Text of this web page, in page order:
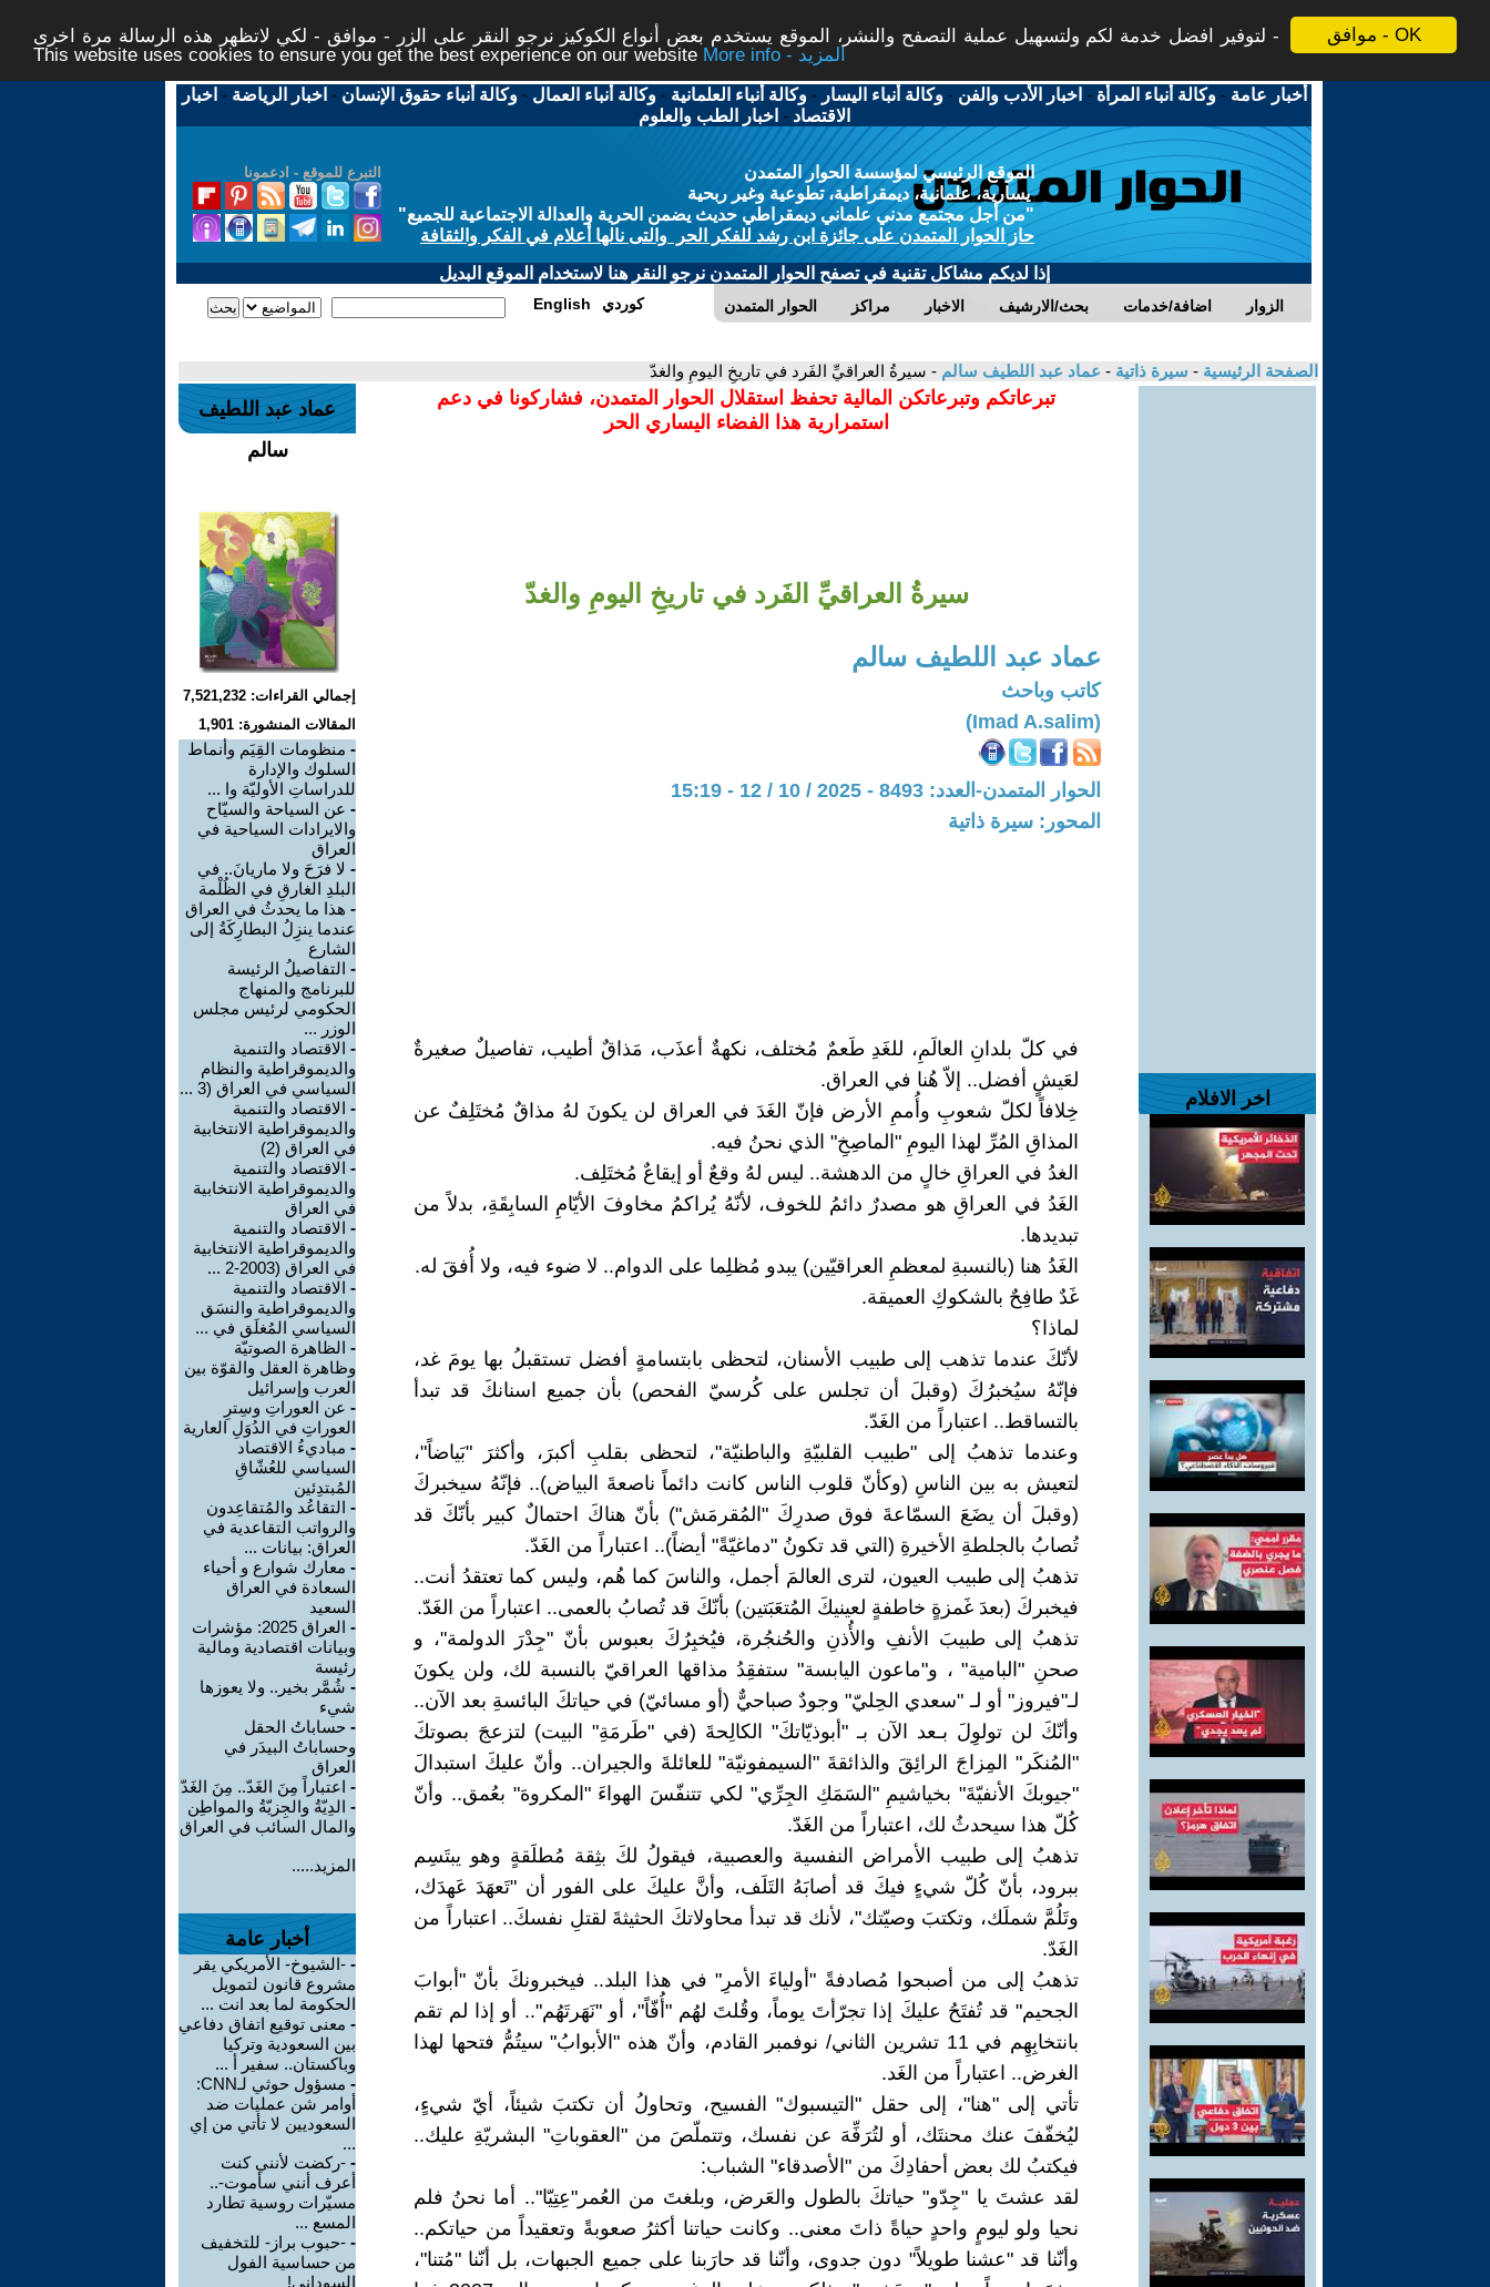
موافق - OK
لتوفير افضل خدمة لكم ولتسهيل عملية التصفح والنشر، الموقع يستخدم بعض أنواع الكوكيز نرجو النقر على الزر - موافق - لكي لاتظهر هذه الرسالة مرة اخرى -
This website uses cookies to ensure you get the best experience on our website
More info - المزيد
أخبار عامة -وكالة أنباء المرأة - اخبار الأدب والفن -وكالة أنباء اليسار -وكالة أنباء العلمانية -وكالة أنباء العمال -وكالة أنباء حقوق الإنسان - اخبار الرياضة - اخبار
الاقتصاد - اخبار الطب والعلوم
التبرع للموقع - ادعمونا
الموقع الرئيسي لمؤسسة الحوار المتمدن
يسارية، علمانية، ديمقراطية، تطوعية وغير ربحية
"من أجل مجتمع مدني علماني ديمقراطي حديث يضمن الحرية والعدالة الاجتماعية للجميع"
حاز الحوار المتمدن على جائزة ابن رشد للفكر الحر والتى نالها أعلام في الفكر والثقافة
إذا لديكم مشاكل تقنية في تصفح الحوار المتمدن نرجو النقر هنا لاستخدام الموقع البديل
الحوار المتمدن مراكز الاخبار بحث/الارشيف اضافة/خدمات الزوار English كوردي
الصفحة الرئيسية - سيرة ذاتية - عماد عبد اللطيف سالم - سيرةُ العراقيِّ الفَرد في تاريخِ اليومِ والغدّ
اخر الافلام
تبرعاتكم وتبرعاتكن المالية تحفظ استقلال الحوار المتمدن، فشاركونا في دعم
استمرارية هذا الفضاء اليساري الحر
سيرةُ العراقيِّ الفَرد في تاريخِ اليومِ والغدّ
عماد عبد اللطيف سالم
كاتب وباحث
(Imad A.salim)
الحوار المتمدن-العدد: 8493 - 2025 / 10 / 12 - 15:19
المحور: سيرة ذاتية
في كلّ بلدانِ العالَمِ، للغَدِ طَعمٌ مُختلف، نكهةٌ أعذَب، مَذاقٌ أطيب، تفاصيلٌ صغيرةٌ
لعَيشٍ أفضل.. إلاّ هُنا في العراق.
خِلافاً لكلّ شعوبِ وأُممِ الأرض فإنّ الغَدَ في العراق لن يكونَ لهُ مذاقٌ مُختَلِفٌ عن
المذاقِ المُرِّ لهذا اليومِ "الماصِخِ" الذي نحنُ فيه.
الغدُ في العراقِ خالٍ من الدهشة.. ليس لهُ وقعٌ أو إيقاعٌ مُختَلِف.
الغَدُ في العراقِ هو مصدرٌ دائمُ للخوف، لأنّهُ يُراكمُ مخاوفَ الأيّامِ السابِقَةِ، بدلاً من
تبديدها.
الغَدُ هنا (بالنسبةِ لمعظمِ العراقيّين) يبدو مُظلِما على الدوام.. لا ضوء فيه، ولا أُفقَ له.
غَدٌ طافِحٌ بالشكوكِ العميقة.
لماذا؟
لأنّكَ عندما تذهب إلى طبيب الأسنان، لتحظى بابتسامةٍ أفضل تستقبلُ بها يومَ غد،
فإنّهُ سيُخبرُكَ (وقبلَ أن تجلس على كُرسيّ الفحص) بأن جميع اسنانكَ قد تبدأ
بالتساقط.. اعتباراً من الغَدّ.
وعندما تذهبُ إلى "طبيب القلبيّةِ والباطنيّة"، لتحظى بقلبِ أكبرَ، وأكثرَ "بَياضاً"،
لتعيش به بين الناسِ (وكأنّ قلوب الناس كانت دائماً ناصعةَ البياض).. فإنّهُ سيخبركَ
(وقبلَ أن يضَعَ السمّاعةَ فوق صدرِكَ "المُقرمَش") بأنّ هناكَ احتمالٌ كبير بأنّكَ قد
تُصابُ بالجلطةِ الأخيرةِ (التي قد تكونُ "دماغيّةً" أيضاً).. اعتباراً من الغَدّ.
تذهبُ إلى طبيب العيون، لترى العالمَ أجمل، والناسَ كما هُم، وليس كما تعتقدُ أنت..
فيخبركَ (بعدَ غَمزةٍ خاطفةٍ لعينيكَ المُتعَبَتين) بأنّكَ قد تُصابُ بالعمى.. اعتباراً من الغَدّ.
تذهبُ إلى طبيبَ الأنفِ والأُذنِ والحُنجُرة، فيُخبِرُكَ بعبوس بأنّ "جِدْرَ الدولمة"، و
صحنِ "البامية" ، و"ماعون اليابسة" ستفقِدُ مذاقها العراقيّ بالنسبة لك، ولن يكونَ
لـ"فيروز" أو لـ "سعدي الحِليّ" وجودٌ صباحيٌّ (أو مسائيّ) في حياتكَ البائسةِ بعد الآن..
وأنّكَ لن تولوِلَ بـعد الآن بـ "أبوذيّاتكَ" الكالِحةَ (في "طَرمَةِ" البيت) لتزعجَ بصوتكَ
"المُنكَر" المِزاجَ الرائِقَ والذائقةَ "السيمفونيّة" للعائلةَ والجيران.. وأنّ عليكَ استبدالَ
"جيوبكَ الأنفيّةَ" بخياشيمِ "السَمَكِ الجِرِّي" لكي تتنفّسَ الهواءَ "المكروهَ" بعُمق.. وأنّ
كُلّ هذا سيحدثُ لك، اعتباراً من الغَدّ.
تذهبُ إلى طبيب الأمراض النفسية والعصبية، فيقولُ لكَ بثِقة مُطلَقةٍ وهو يبتَسِم
ببرود، بأنّ كُلّ شيءٍ فيكَ قد أصابَهُ التَلَف، وأنَّ عليكَ على الفور أن "تَعهَدَ عَهدَك،
وتَلُمَّ شملَك، وتكتبَ وصيّتك"، لأنك قد تبدأ محاولاتكَ الحثيثةَ لقتلِ نفسكَ.. اعتباراً من
الغَدّ.
تذهبُ إلى من أصبحوا مُصادفةً "أولياءَ الأمرِ" في هذا البلد.. فيخبرونكَ بأنّ "أبوابَ
الجحيم" قد تُفتَحُ عليكَ إذا تجرّأتَ يوماً، وقُلتَ لهُم "أُفّاً"، أو "نَهَرتَهُم".. أو إذا لم تقم
بانتخابِهِم في 11 تشرين الثاني/ نوفمبر القادم، وأنّ هذه "الأبوابُ" سيتُمُّ فتحها لهذا
الغرض.. اعتباراً من الغَد.
تأتي إلى "هنا"، إلى حقل "التيسبوك" الفسيح، وتحاولُ أن تكتبَ شيئاً، أيّ شيءٍ،
ليُخفّفَ عنك محنتَك، أو لتُرَفِّهَ عن نفسك، وتتملّصَ من "العقوباتِ" البشريّةِ عليك..
فيكتبُ لك بعض أحفادِكَ من "الأصدقاء" الشباب:
لقد عشتَ يا "جِدّو" حياتكَ بالطول والعَرض، وبلغتَ من العُمر"عِتِيّا".. أما نحنُ فلم
نحيا ولو ليومٍ واحدٍ حياةً ذاتَ معنى.. وكانت حياتنا أكثرُ صعوبةً وتعقيداً من حياتكم..
وأنّنا قد "عشنا طويلاً" دون جدوى، وأنّنا قد حارَبنا على جميع الجبهات، بل أنّنا "مُتنا"،
عماد عبد اللطيف
سالم
إجمالي القراءات: 7,521,232
المقالات المنشورة: 1,901
- منظومات القِيَم وأنماط
السلوك والإدارة
للدراساتِ الأوليّة وا ...
- عن السياحة والسيّاح
والايرادات السياحية في
العراق
- لا فرَحَ ولا ماريانَ.. في
البلدِ الغارقِ في الظُلْمة
- هذا ما يحدثُ في العراق
عندما ينزِلُ البطارِكَةُ إلى
الشارع
- التفاصيلُ الرئيسة
للبرنامج والمنهاج
الحكومي لرئيس مجلس
الوزر ...
- الاقتصاد والتنمية
والديموقراطية والنظام
السياسي في العراق (3 ...
- الاقتصاد والتنمية
والديموقراطية الانتخابية
في العراق (2)
- الاقتصاد والتنمية
والديموقراطية الانتخابية
في العراق
- الاقتصاد والتنمية
والديموقراطية الانتخابية
في العراق (2003-2 ...
- الاقتصاد والتنمية
والديموقراطية والنسَق
السياسي المُغلَق في ...
- الظاهرة الصوتيّة
وظاهرة العقل والقوّة بين
العرب وإسرائيل
- عن العوراتِ وسِترِ
العوراتِ في الدُوَلِ العارية
- مباديءُ الاقتصاد
السياسي للعُشّاقِ
المُبتدِئين
- التقاعُد والمُتقاعِدون
والرواتب التقاعدية في
العراق: بيانات ...
- معارك شوارع و أحياء
السعادة في العراق
السعيد
-
العراق 2025: مؤشرات
وبيانات اقتصادية ومالية
رئيسة
- شُمَّر بخير.. ولا يعوزها
شيء
- حساباتُ الحقل
وحساباتُ البيدَر في
العراق
- اعتباراً مِنَ الغَدّ.. مِنَ الغَدّ
- الدِيّةُ والجِزيّةُ والمواطِن
والمال السائب في العراق
المزيد.....
أخبار عامة
- -الشيوخ- الأمريكي يقر
مشروع قانون لتمويل
الحكومة لما بعد انت ...
- معنى توقيع اتفاق دفاعي
بين السعودية وتركيا
وباكستان.. سفير أ ...
-
مسؤول حوثي لـCNN:
أوامر شن عمليات ضد
السعوديين لا تأتي من إي
...
- -ركضت لأنني كنت
أعرف أنني سأموت-..
مسيّرات روسية تطارد
المسع ...
- -حبوب براز- للتخفيف
من حساسية الفول
السوداني!